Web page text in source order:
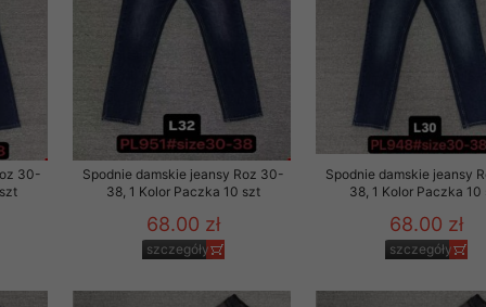
30-
Spodnie damskie jeansy Roz 30-
38, 1 Kolor Paczka 10 szt
68.00 zł
szczegóły
Spodnie damskie jeansy
38, 1 Kolor Paczka 10
68.00 zł
szczegóły
osobom trzecim,
na podstawie
komputerze Klienta
naszej oferty do
internetowej
tych plików
na komputerze